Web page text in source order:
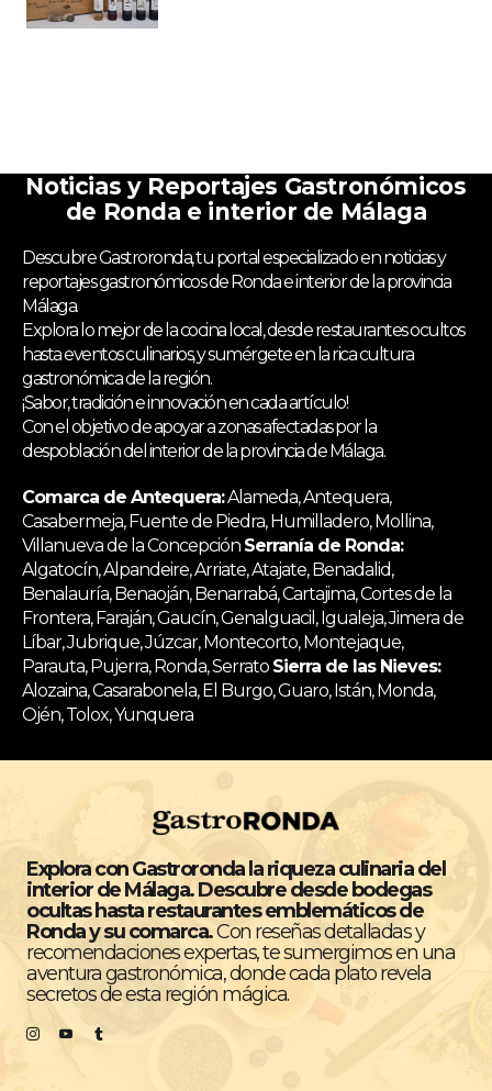
Noticias y Reportajes Gastronómicos
de Ronda e interior de Málaga
Descubre Gastroronda, tu portal especializado en noticias y
reportajes gastronómicos de Ronda e interior de la provincia
Málaga.
Explora lo mejor de la cocina local, desde restaurantes ocultos
hasta eventos culinarios, y sumérgete en la rica cultura
gastronómica de la región.
¡Sabor, tradición e innovación en cada artículo!
Con el objetivo de apoyar a zonas afectadas por la
despoblación del interior de la provincia de Málaga.
Comarca de Antequera:Alameda, Antequera,
Casabermeja, Fuente de Piedra, Humilladero, Mollina,
Villanueva de la Concepción Serranía de Ronda:
Algatocín, Alpandeire, Arriate, Atajate, Benadalid,
Benalauría, Benaoján, Benarrabá, Cartajima, Cortes de la
Frontera, Faraján, Gaucín, Genalguacil, Igualeja, Jimera de
Líbar, Jubrique, Júzcar, Montecorto, Montejaque,
Parauta, Pujerra, Ronda, Serrato Sierra de las Nieves:
Alozaina, Casarabonela, El Burgo, Guaro, Istán, Monda,
Ojén, Tolox, Yunquera
Explora con Gastroronda la riqueza culinaria del
interior de Málaga. Descubre desde bodegas
ocultas hasta restaurantes emblemáticos de
Ronda y su comarca.Con reseñas detalladas y
recomendaciones expertas, te sumergimos en una
aventura gastronómica, donde cada plato revela
secretos de esta región mágica.